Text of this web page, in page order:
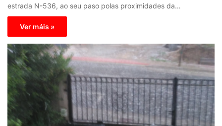
estrada N-536, ao seu paso polas proximidades da…
Ver máis »